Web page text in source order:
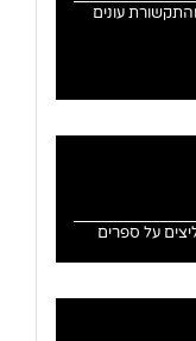
עונים
על ספרים